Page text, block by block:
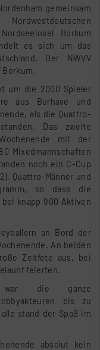
gemeinsam
Borkum
es sich um das
Der NWVV
Borkum.
um die 2000 Spieler
aus Burhave und
als die Quattro-
Das zweite
mit der
Mixedmannschaften
noch ein C-Cup
Quattro-Männer und
so dass die
knapp 900 Aktiven
an Bord der
An beiden
Zeltfete aus, bei
feierten.
war die ganze
bis zu
stand der Spaß im
absolut kein